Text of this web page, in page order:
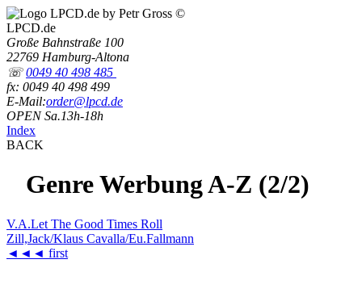
LPCD.de
Große Bahnstraße 100
22769 Hamburg-Altona
☏0049 40 498 485
fx: 0049 40 498 499
E-Mail:order@lpcd.de
OPEN Sa.13h-18h
Index
BACK
Genre Werbung A-Z (2/2)
V.A.Let The Good Times Roll
Zill,Jack/Klaus Cavalla/Eu.Fallmann
◄◄◄ first